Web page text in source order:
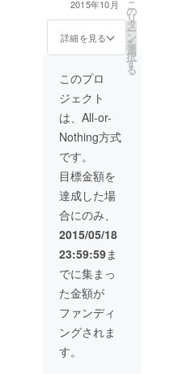
す。 ※予め日程
をご予約頂く必
要がございま
す。 ※旅費交通
費等は別途、ご
支援者様の自費
となります。 ・
漫画図書館のオ
リジナルTシャツ
１枚
せていただきま
す。 ・漫画図書
館の館内にあな
きます。 ・
Dagupan Cityに
2015年10月中に
お越しいただい
た方には
Dagupan Cityか
らハンドレッド
アイランド（往
復移動時間約４
時間程度）の日
帰りコースを1日
ガイドいたしま
す。 ※予め日程
要がございま
す。 ※旅費交通
費等は別途、ご
支援者様の自費
となります。 ・
漫画図書館のオ
リジナルTシャツ
２枚
2015年10月
詳細を見る
こ
の
リ
タ
ー
ン
を
選
択
す
る
このプロ
ジェクト
は、All-or-
Nothing方式
です。
目標金額を
達成した場
合にのみ、
2015/05/18
23:59:59ま
でに集まっ
た金額が
ファンディ
ングされま
す。